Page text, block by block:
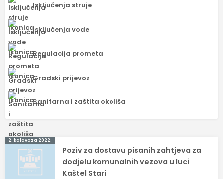
Isključenja struje
Isključenja vode
Regulacija prometa
Gradski prijevoz
Sanitarna i zaštita okoliša
Navigacija
objava
2. kolovoza 2022.
Poziv za dostavu pisanih zahtjeva za
dodjelu komunalnih vezova u luci
Kaštel Stari